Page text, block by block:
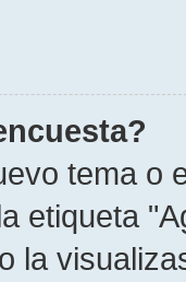
tema o
etiqueta
la